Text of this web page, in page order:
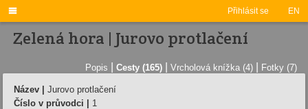
Přihlásit se EN

Zelená hora | Jurovo protlačení
Popis Cesty (165) Vrcholová knížka (4) Fotky (7)
Název |
Jurovo protlačení
Číslo v průvodci |
1